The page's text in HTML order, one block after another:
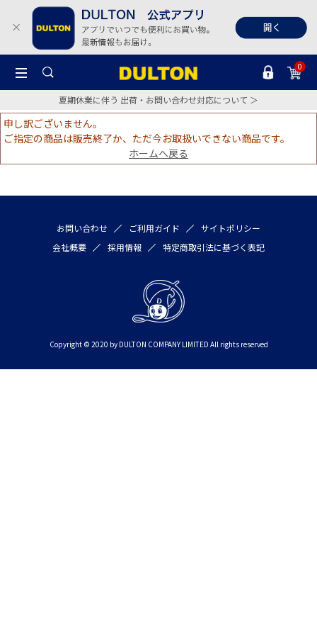
0
夏期休業に伴う 出荷・お問い合わせ対応について ＞
申し訳ございません。
ご指定の商品は販売終了か、ただ今お取扱いできない商品です。
ホームへ戻る
お問い合わせ ご利用ガイド
サイトポリシー
会社概要
採用情報 特定商取引法に基づく表記
Copyright © 2020 by DULTON COMPANY LIMITED All rights reserved